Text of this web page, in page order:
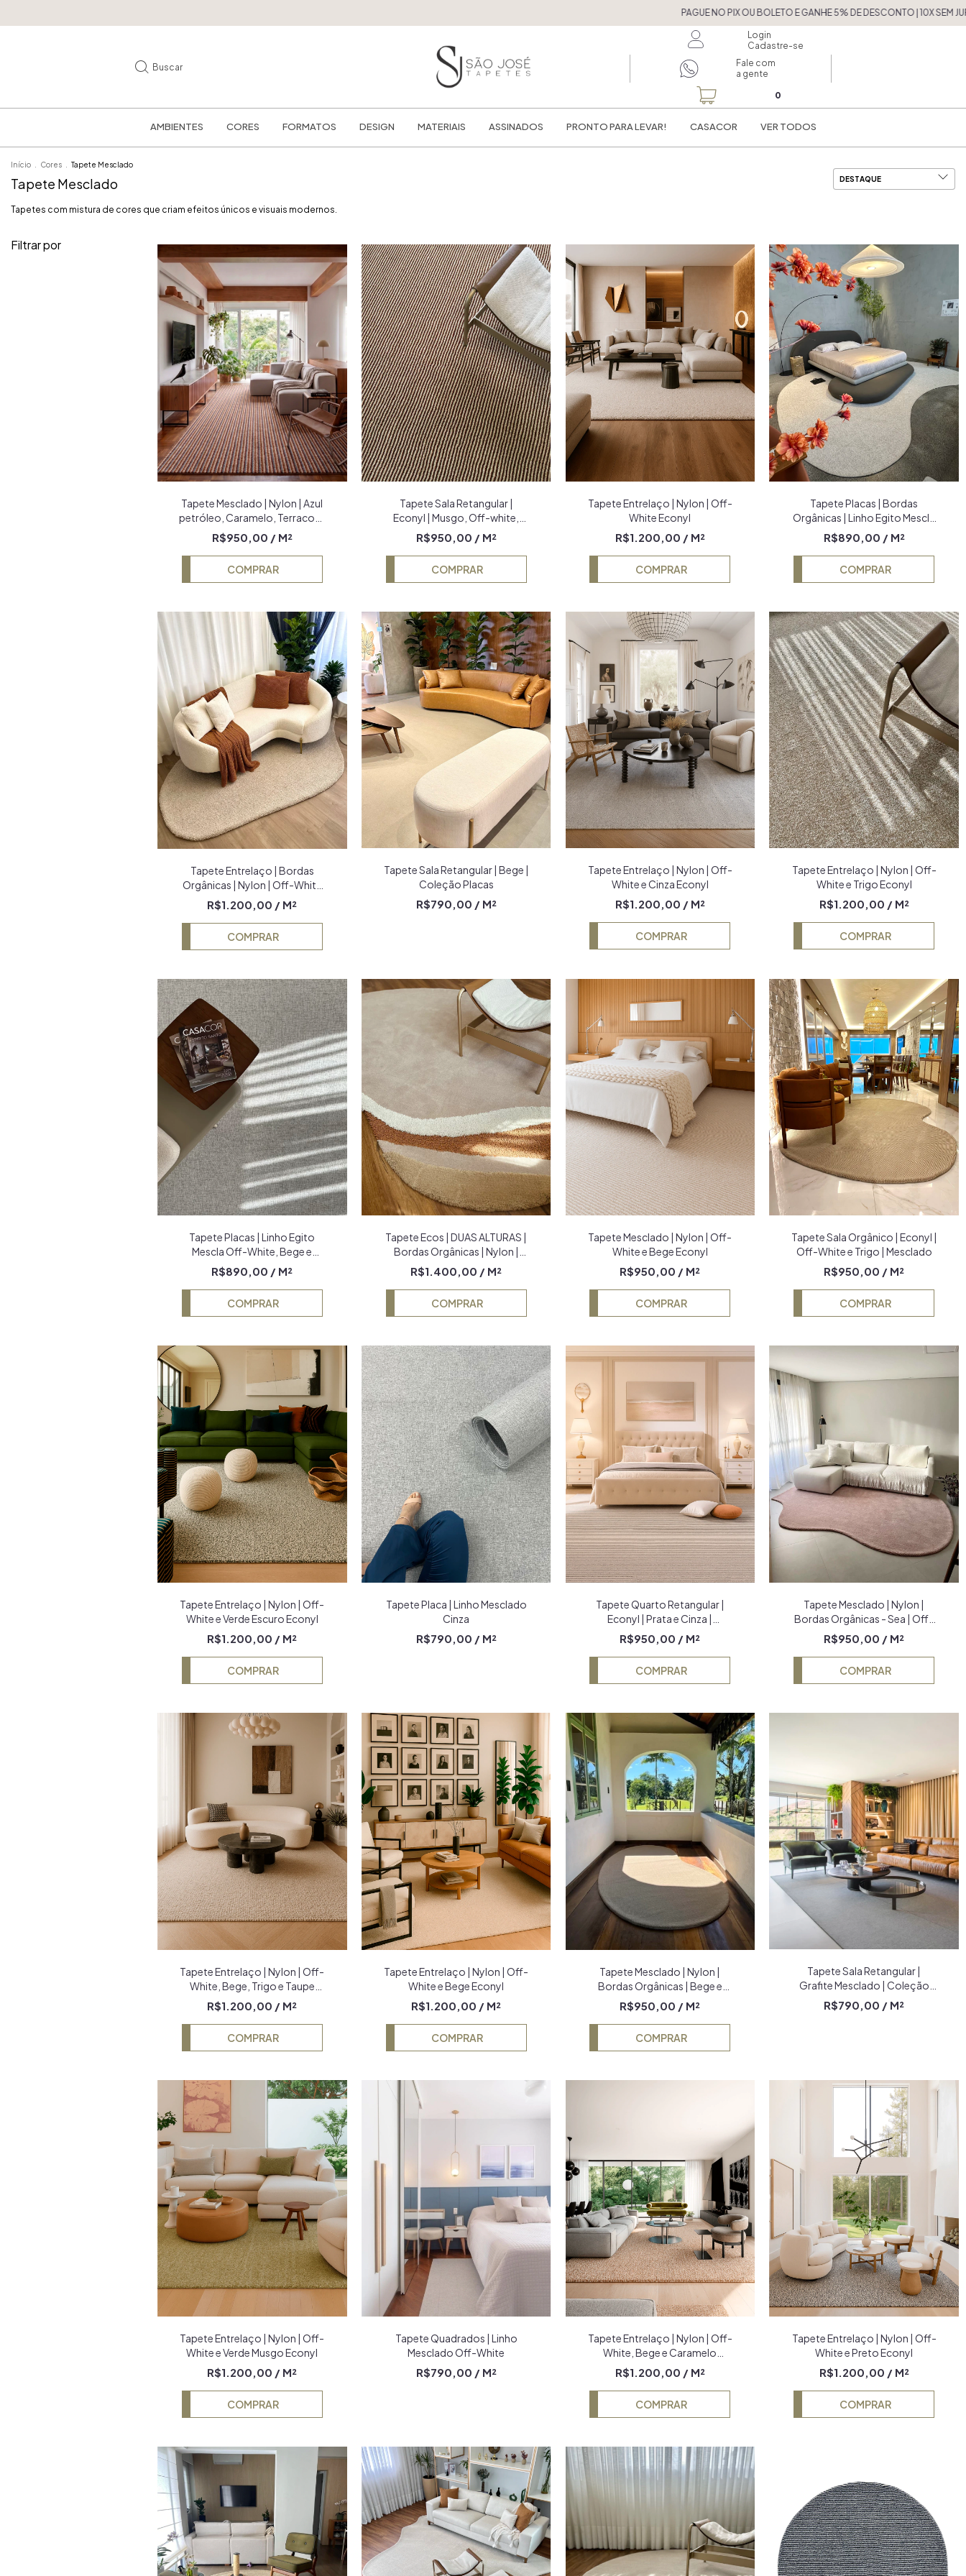
PAGUE NO PIX OU BOLETO E GANHE 5% DE DESCONTO | 10X SEM JUROS NO CARTÃO
Buscar
Login
Cadastre-se
Fale com
a gente
0
AMBIENTES CORES FORMATOS DESIGN MATERIAIS ASSINADOS PRONTO PARA LEVAR! CASACOR VER TODOS
Início Cores Tapete Mesclado
Tapete Mesclado
Tapetes com mistura de cores que criam efeitos únicos e visuais modernos.
Filtrar por
Tapete Mesclado | Nylon | Azul
petróleo, Caramelo, Terracota
e Bege Econyl
R$950,00 / M²
COMPRAR
Tapete Sala Retangular |
Econyl | Musgo, Off-white,
Curry e Vinho | Mesclado
R$950,00 / M²
COMPRAR
Tapete Entrelaço | Nylon | Off-
White Econyl
R$1.200,00 / M²
COMPRAR
Tapete Placas | Bordas
Orgânicas | Linho Egito Mescla
Off-White, Bege e Cinza
R$890,00 / M²
COMPRAR
Tapete Entrelaço | Bordas
Orgânicas | Nylon | Off-White
e Bege Econyl
R$1.200,00 / M²
COMPRAR
Tapete Sala Retangular | Bege |
Coleção Placas
R$790,00 / M²
Tapete Entrelaço | Nylon | Off-
White e Cinza Econyl
R$1.200,00 / M²
COMPRAR
Tapete Entrelaço | Nylon | Off-
White e Trigo Econyl
R$1.200,00 / M²
COMPRAR
Tapete Placas | Linho Egito
Mescla Off-White, Bege e
Cinza
R$890,00 / M²
COMPRAR
Tapete Ecos | DUAS ALTURAS |
Bordas Orgânicas | Nylon |
Bege, Off-White, Caramelo e
Trigo Econyl
R$1.400,00 / M²
COMPRAR
Tapete Mesclado | Nylon | Off-
White e Bege Econyl
R$950,00 / M²
COMPRAR
Tapete Sala Orgânico | Econyl |
Off-White e Trigo | Mesclado
R$950,00 / M²
COMPRAR
Tapete Entrelaço | Nylon | Off-
White e Verde Escuro Econyl
R$1.200,00 / M²
COMPRAR
Tapete Placa | Linho Mesclado
Cinza
R$790,00 / M²
Tapete Quarto Retangular |
Econyl | Prata e Cinza |
Mesclado
R$950,00 / M²
COMPRAR
Tapete Mesclado | Nylon |
Bordas Orgânicas - Sea | Off-
White e Rosé Econyl
R$950,00 / M²
COMPRAR
Tapete Entrelaço | Nylon | Off-
White, Bege, Trigo e Taupe
Econyl
R$1.200,00 / M²
COMPRAR
Tapete Entrelaço | Nylon | Off-
White e Bege Econyl
R$1.200,00 / M²
COMPRAR
Tapete Mesclado | Nylon |
Bordas Orgânicas | Bege e
Trigo Econyl
R$950,00 / M²
COMPRAR
Tapete Sala Retangular |
Grafite Mesclado | Coleção
Placas
R$790,00 / M²
Tapete Entrelaço | Nylon | Off-
White e Verde Musgo Econyl
R$1.200,00 / M²
COMPRAR
Tapete Quadrados | Linho
Mesclado Off-White
R$790,00 / M²
Tapete Entrelaço | Nylon | Off-
White, Bege e Caramelo
Econyl
R$1.200,00 / M²
COMPRAR
Tapete Entrelaço | Nylon | Off-
White e Preto Econyl
R$1.200,00 / M²
COMPRAR